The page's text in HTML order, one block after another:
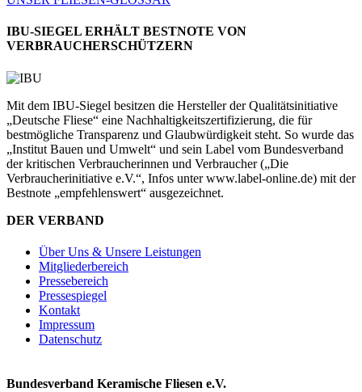
IBU-SIEGEL ERHÄLT BESTNOTE VON
VERBRAUCHERSCHÜTZERN
Mit dem IBU-Siegel besitzen die Hersteller der Qualitätsinitiative
„Deutsche Fliese“ eine Nachhaltigkeitszertifizierung, die für
bestmögliche Transparenz und Glaubwürdigkeit steht. So wurde das
„Institut Bauen und Umwelt“ und sein Label vom Bundesverband
der kritischen Verbraucherinnen und Verbraucher („Die
Verbraucherinitiative e.V.“, Infos unter www.label-online.de) mit der
Bestnote „empfehlenswert“ ausgezeichnet.
DER VERBAND
Über Uns & Unsere Leistungen
Mitgliederbereich
Pressebereich
Pressespiegel
Kontakt
Impressum
Datenschutz
Bundesverband Keramische Fliesen e.V.